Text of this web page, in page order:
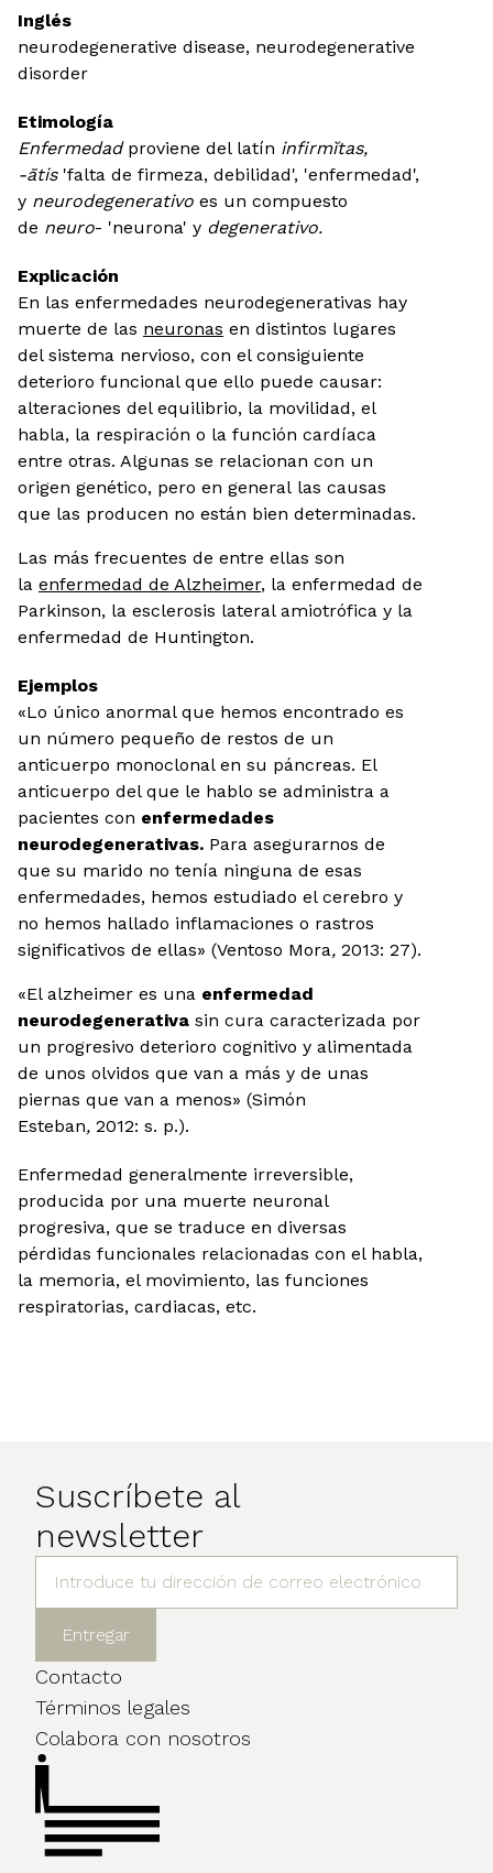
Inglés
neurodegenerative disease, neurodegenerative
disorder
Etimología
Enfermedad proviene del latín infirmĭtas,
-ātis 'falta de firmeza, debilidad', 'enfermedad',
y neurodegenerativo es un compuesto
de neuro- 'neurona' y degenerativo.
Explicación
En las enfermedades neurodegenerativas hay
muerte de las neuronas en distintos lugares
del sistema nervioso, con el consiguiente
deterioro funcional que ello puede causar:
alteraciones del equilibrio, la movilidad, el
habla, la respiración o la función cardíaca
entre otras. Algunas se relacionan con un
origen genético, pero en general las causas
que las producen no están bien determinadas.
Las más frecuentes de entre ellas son
la enfermedad de Alzheimer, la enfermedad de
Parkinson, la esclerosis lateral amiotrófica y la
enfermedad de Huntington.
Ejemplos
«Lo único anormal que hemos encontrado es
un número pequeño de restos de un
anticuerpo monoclonal en su páncreas. El
anticuerpo del que le hablo se administra a
pacientes con enfermedades
neurodegenerativas. Para asegurarnos de
que su marido no tenía ninguna de esas
enfermedades, hemos estudiado el cerebro y
no hemos hallado inflamaciones o rastros
significativos de ellas» (Ventoso Mora, 2013: 27).
«El alzheimer es una enfermedad
neurodegenerativa sin cura caracterizada por
un progresivo deterioro cognitivo y alimentada
de unos olvidos que van a más y de unas
piernas que van a menos» (Simón
Esteban, 2012: s. p.).
Enfermedad generalmente irreversible,
producida por una muerte neuronal
progresiva, que se traduce en diversas
pérdidas funcionales relacionadas con el habla,
la memoria, el movimiento, las funciones
respiratorias, cardiacas, etc.
Suscríbete al
newsletter
Contacto
Términos legales
Colabora con nosotros